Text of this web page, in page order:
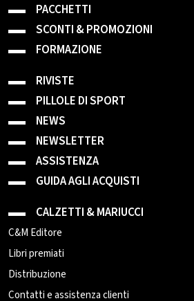
PACCHETTI
SCONTI & PROMOZIONI
FORMAZIONE
RIVISTE
PILLOLE DI SPORT
NEWS
NEWSLETTER
ASSISTENZA
GUIDA AGLI ACQUISTI
CALZETTI & MARIUCCI
C&M Editore
Libri premiati
Distribuzione
Contatti e assistenza clienti